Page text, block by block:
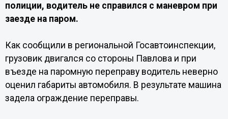
полиции, водитель не справился с маневром при
заезде на паром.
Как сообщили в региональной Госавтоинспекции,
грузовик двигался со стороны Павлова и при
въезде на паромную переправу водитель неверно
оценил габариты автомобиля. В результате машина
задела ограждение переправы.